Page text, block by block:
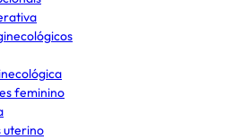
feminino
uterino